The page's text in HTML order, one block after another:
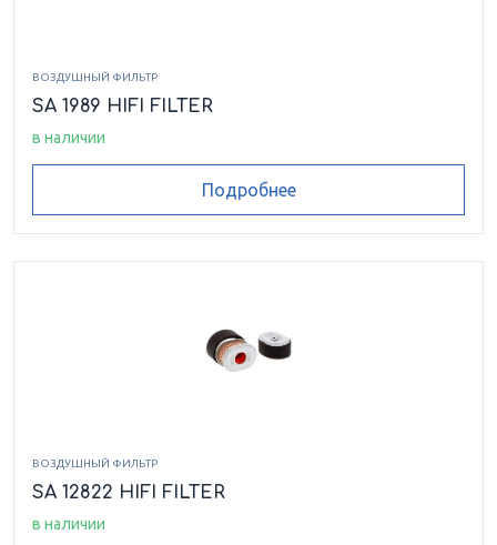
ВОЗДУШНЫЙ ФИЛЬТР
SA 1989 HIFI FILTER
в наличии
Подробнее
ВОЗДУШНЫЙ ФИЛЬТР
SA 12822 HIFI FILTER
в наличии